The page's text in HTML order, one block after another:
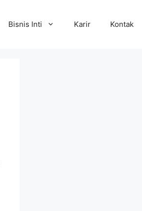
Bisnis Inti Karir Kontak